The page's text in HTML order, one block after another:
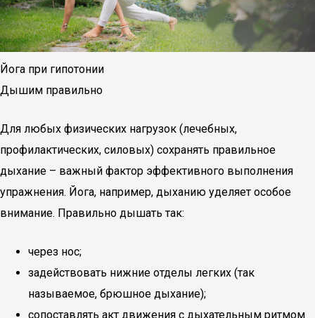
Йога при гипотонии
Дышим правильно
Для любых физических нагрузок (лечебных,
профилактических, силовых) сохранять правильное
дыхание – важный фактор эффективного выполнения
упражнения. Йога, например, дыханию уделяет особое
внимание. Правильно дышать так:
через нос;
задействовать нижние отделы легких (так
называемое, брюшное дыхание);
сопоставлять акт движения с дыхательным ритмом